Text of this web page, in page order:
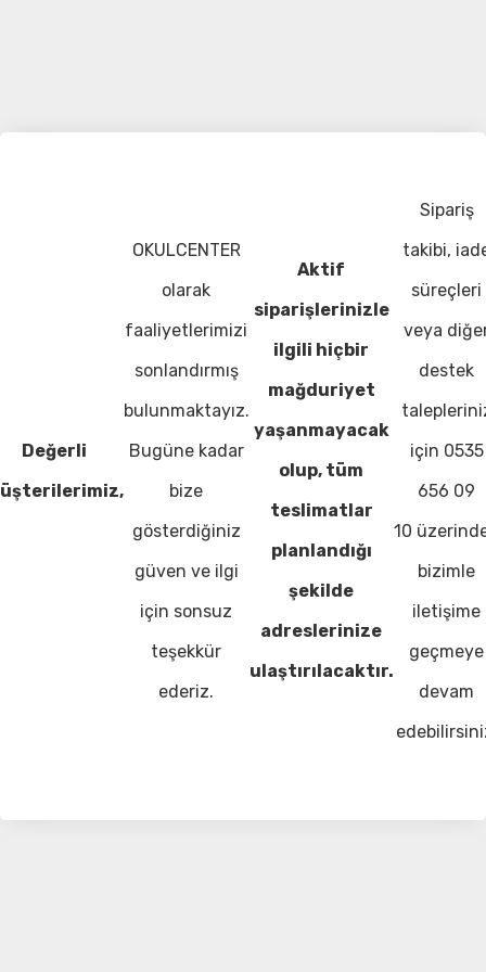
Değerli
OKULCENTER
olarak
faaliyetlerimizi
sonlandırmış
bulunmaktayız.
Bugüne kadar
bize
gösterdiğiniz
güven ve ilgi
için sonsuz
teşekkür
ederiz.
Aktif
siparişlerinizle
ilgili hiçbir
mağduriyet
yaşanmayacak
olup, tüm
teslimatlar
planlandığı
şekilde
adreslerinize
ulaştırılacaktır.
Sipariş
takibi,
süreçleri
veya
destek
için 0535
656 09
10
bizimle
iletişime
geçmeye
devam